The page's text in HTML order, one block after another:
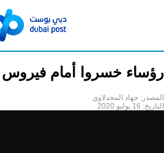
رؤساء خسروا أمام فيروس
المصدر: جهاد المجدلاوي
التاريخ: 16 يوليو 2020